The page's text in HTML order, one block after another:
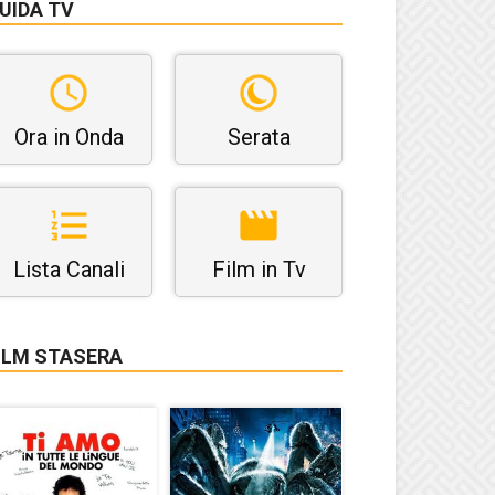
TV
Ora in Onda Serata
Lista Canali Film in Tv
STASERA